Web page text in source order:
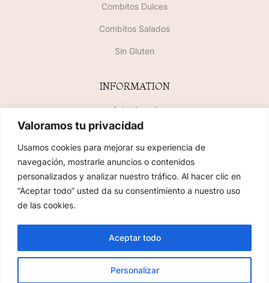
Valoramos tu privacidad
Usamos cookies para mejorar su experiencia de
navegación, mostrarle anuncios o contenidos
personalizados y analizar nuestro tráfico. Al hacer clic en
“Aceptar todo” usted da su consentimiento a nuestro uso
de las cookies.
Personalizar
Aceptar todo
Combitos Dulces
Combitos Salados
Sin Gluten
INFORMATION
Aviso Legal
Política de Privacidad
Política de Cookies
SiteMap
2023 COPYRIGHT © FLORIDABLANCA PASLERÍAS. TODOS LOS DERECHOS
RESERVADOS. MAQUETADO PORAVANCE TECNOLÓGICO